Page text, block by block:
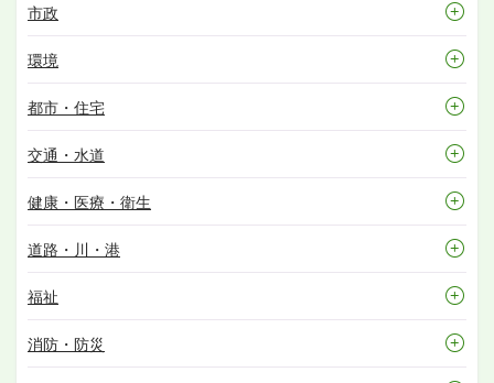
市政
環境
都市・住宅
交通・水道
健康・医療・衛生
道路・川・港
福祉
消防・防災